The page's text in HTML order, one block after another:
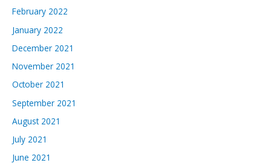
February 2022
January 2022
December 2021
November 2021
October 2021
September 2021
August 2021
July 2021
June 2021